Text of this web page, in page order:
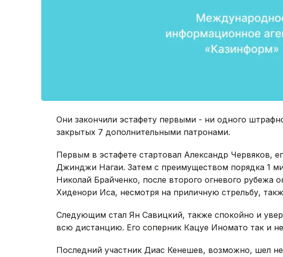
Они закончили эстафету первыми - ни одного
закрытых 7 дополнительными патронами.
Первым в эстафете стартовал Александр Червяков,
Джинджи Нагаи. Затем с преимуществом порядка 1
Николай Брайченко, после второго огневого рубежа
Хиденори Иса, несмотря на приличную стрельбу,
Следующим стал Ян Савицкий, также спокойно и
всю дистанцию. Его соперник Кацуе Иномато так и
Последний участник Диас Кенешев, возможно, шел не